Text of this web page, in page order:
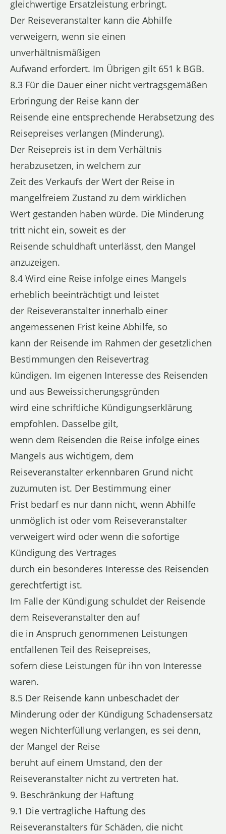
gleichwertige Ersatzleistung erbringt.
Der Reiseveranstalter kann die Abhilfe
verweigern, wenn sie einen
unverhältnismäßigen
Aufwand erfordert. Im Übrigen gilt 651 k BGB.
8.3 Für die Dauer einer nicht vertragsgemäßen
Erbringung der Reise kann der
Reisende eine entsprechende Herabsetzung des
Reisepreises verlangen (Minderung).
Der Reisepreis ist in dem Verhältnis
herabzusetzen, in welchem zur
Zeit des Verkaufs der Wert der Reise in
mangelfreiem Zustand zu dem wirklichen
Wert gestanden haben würde. Die Minderung
tritt nicht ein, soweit es der
Reisende schuldhaft unterlässt, den Mangel
anzuzeigen.
8.4 Wird eine Reise infolge eines Mangels
erheblich beeinträchtigt und leistet
der Reiseveranstalter innerhalb einer
angemessenen Frist keine Abhilfe, so
kann der Reisende im Rahmen der gesetzlichen
Bestimmungen den Reisevertrag
kündigen. Im eigenen Interesse des Reisenden
und aus Beweissicherungsgründen
wird eine schriftliche Kündigungserklärung
empfohlen. Dasselbe gilt,
wenn dem Reisenden die Reise infolge eines
Mangels aus wichtigem, dem
Reiseveranstalter erkennbaren Grund nicht
zuzumuten ist. Der Bestimmung einer
Frist bedarf es nur dann nicht, wenn Abhilfe
unmöglich ist oder vom Reiseveranstalter
verweigert wird oder wenn die sofortige
Kündigung des Vertrages
durch ein besonderes Interesse des Reisenden
gerechtfertigt ist.
Im Falle der Kündigung schuldet der Reisende
dem Reiseveranstalter den auf
die in Anspruch genommenen Leistungen
entfallenen Teil des Reisepreises,
sofern diese Leistungen für ihn von Interesse
waren.
8.5 Der Reisende kann unbeschadet der
Minderung oder der Kündigung Schadensersatz
wegen Nichterfüllung verlangen, es sei denn,
der Mangel der Reise
beruht auf einem Umstand, den der
Reiseveranstalter nicht zu vertreten hat.
9. Beschränkung der Haftung
9.1 Die vertragliche Haftung des
Reiseveranstalters für Schäden, die nicht